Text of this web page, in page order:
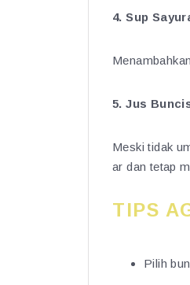
4. Sup
5. Jus
Meski tidak
ar dan tetap
TIPS
Pilih